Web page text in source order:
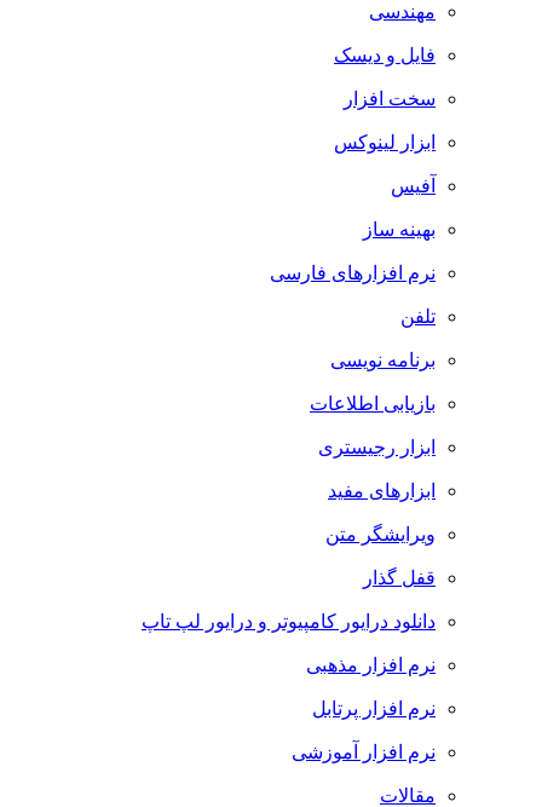
مهندسی
فایل و دیسک
سخت افزار
ابزار لینوکس
آفیس
بهینه ساز
نرم افزارهای فارسی
تلفن
برنامه نویسی
بازیابی اطلاعات
ابزار رجیستری
ابزارهای مفید
ویرایشگر متن
قفل گذار
دانلود درایور کامپیوتر و درایور لپ تاپ
نرم افزار مذهبی
نرم افزار پرتابل
نرم افزار آموزشی
مقالات